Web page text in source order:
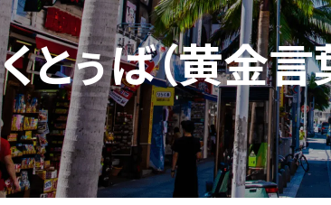
とぅば（黄金言